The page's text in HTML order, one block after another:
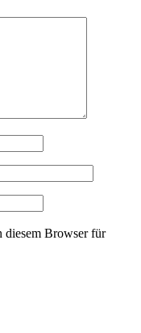
diesem Browser für